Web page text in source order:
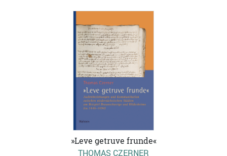
»Leve getruve frunde«
THOMAS CZERNER